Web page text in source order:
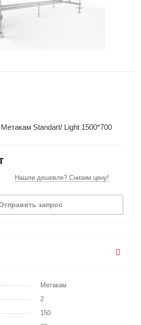
Standart/ Light 1500*700
Нашли дешевле? Снизим цену!
запрос
Метакам
2
150